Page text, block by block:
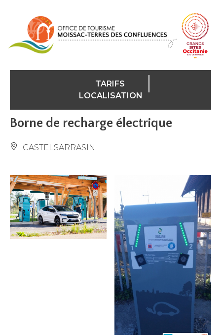
TARIFS
LOCALISATION
Borne de recharge électrique
CASTELSARRASIN